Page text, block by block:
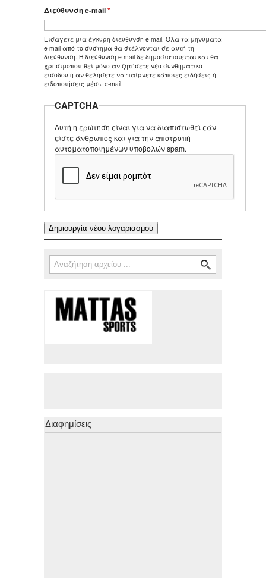
Διεύθυνση e-mail*
Εισάγετε μια έγκυρη διεύθυνση e-mail. Όλα τα μηνύματα
e-mail από το σύστημα θα στέλνονται σε αυτή τη
διεύθυνση. Η διεύθυνση e-mail δε δημοσιοποιείται και θα
χρησιμοποιηθεί μόνο αν ζητήσετε νέο συνθηματικό
εισόδου ή αν θελήσετε να παίρνετε κάποιες ειδήσεις ή
ειδοποιήσεις μέσω e-mail.
CAPTCHA
Αυτή η ερώτηση είναι για να διαπιστωθεί εάν
είστε άνθρωπος και για την αποτροπή
αυτοματοποιημένων υποβολών spam.
Φόρμα αναζήτησης
Αναζήτηση
Διαφημίσεις